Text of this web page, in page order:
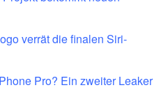
verrät die finalen Siri-
Pro? Ein zweiter Leaker